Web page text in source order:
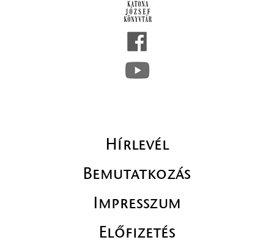
Hírlevél
Bemutatkozás
Impresszum
Előfizetés